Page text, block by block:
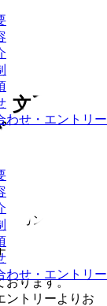
わせ・エントリー
わせ・エントリー
系学生
ニー』を
カンパニー』
おります。
ントリーよりお